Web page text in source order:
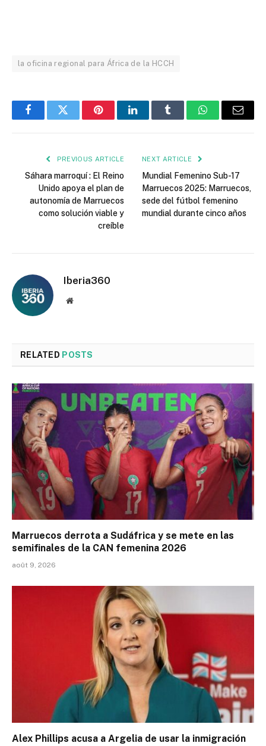
la oficina regional para África de la HCCH
FacebookTwitter PinterestLinkedInTumblr WhatsAppEmail
PREVIOUS ARTICLE
Sáhara marroquí : El Reino
Unido apoya el plan de
autonomía de Marruecos
como solución viable y
creíble
NEXT ARTICLE
Mundial Femenino Sub-17
Marruecos 2025: Marruecos,
sede del fútbol femenino
mundial durante cinco años
Iberia360
Website
RELATED POSTS
Marruecos derrota a Sudáfrica y se mete en las
semifinales de la CAN femenina 2026
août 9, 2026
Alex Phillips acusa a Argelia de usar la inmigración